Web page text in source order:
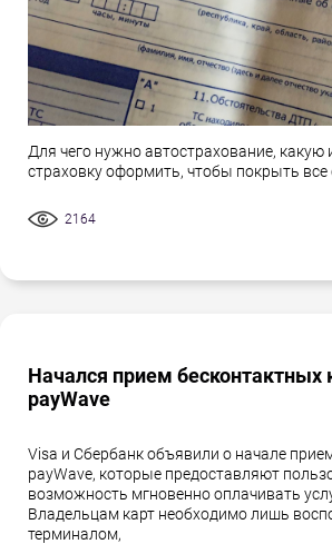
Для чего нужно автострахование, какую
страховку оформить, чтобы покрыть все
2164
Начался прием бесконтактных
payWave
Visa и Сбербанк объявили о начале
payWave, которые предоставляют
возможность мгновенно оплачивать
Владельцам карт необходимо лишь
терминалом,